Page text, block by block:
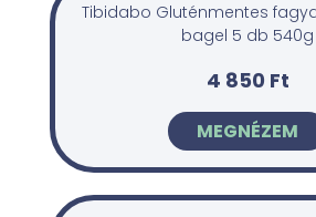
Tibidabo Gluténmentes
bagel 5 db 540g
4 850 Ft
MEGNÉZEM